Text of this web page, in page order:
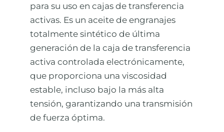
para su uso en cajas de transferencia
activas. Es un aceite de engranajes
totalmente sintético de última
generación de la caja de transferencia
activa controlada electrónicamente,
que proporciona una viscosidad
estable, incluso bajo la más alta
tensión, garantizando una transmisión
de fuerza óptima.